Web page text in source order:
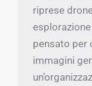
riprese
pensato per
immagini